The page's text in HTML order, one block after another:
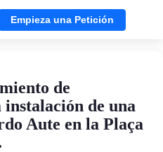
Empieza una Petición
de
de una
Aute en la Plaça